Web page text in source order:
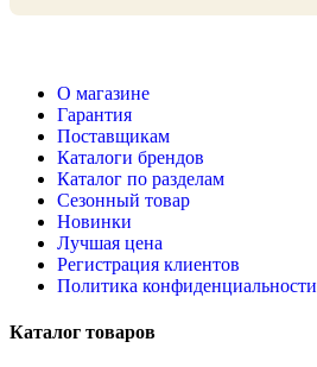
О магазине
Гарантия
Поставщикам
Каталоги брендов
Каталог по разделам
Сезонный товар
Новинки
Лучшая цена
Регистрация клиентов
Политика конфиденциальности
Каталог товаров